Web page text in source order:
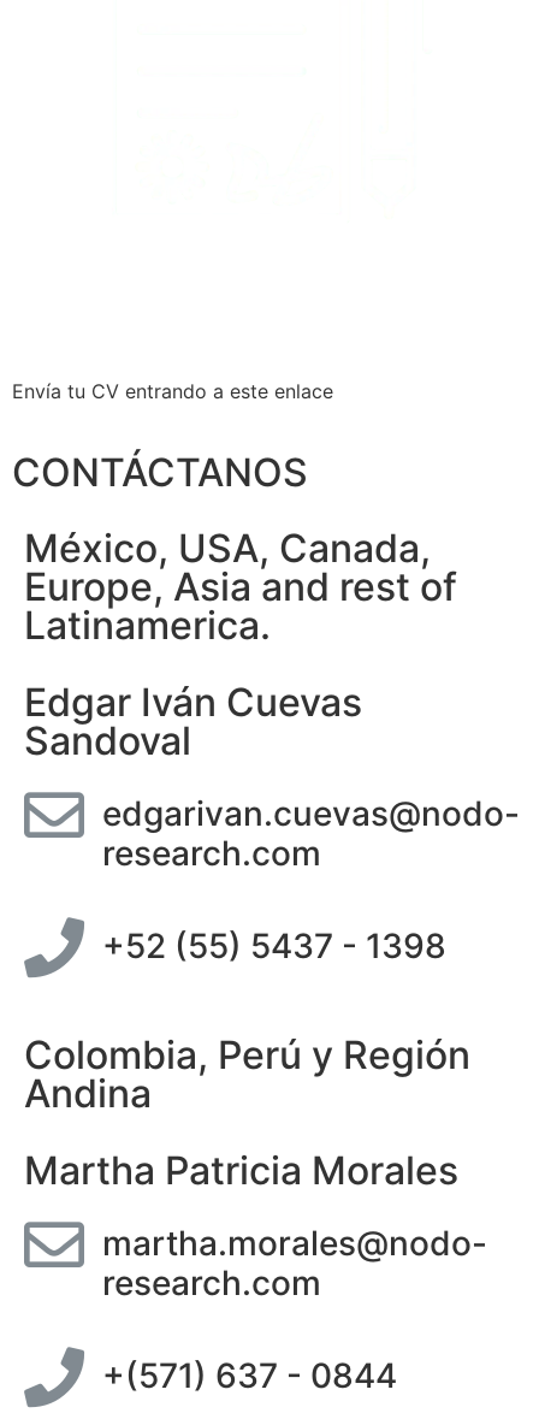
Envía tu CV entrando a este enlace
CONTÁCTANOS
México, USA, Canada,
Europe, Asia and rest of
Latinamerica.
Edgar Iván Cuevas
Sandoval
edgarivan.cuevas@nodo-
research.com
+52 (55) 5437 - 1398
Colombia, Perú y Región
Andina
Martha Patricia Morales
martha.morales@nodo-
research.com
+(571) 637 - 0844